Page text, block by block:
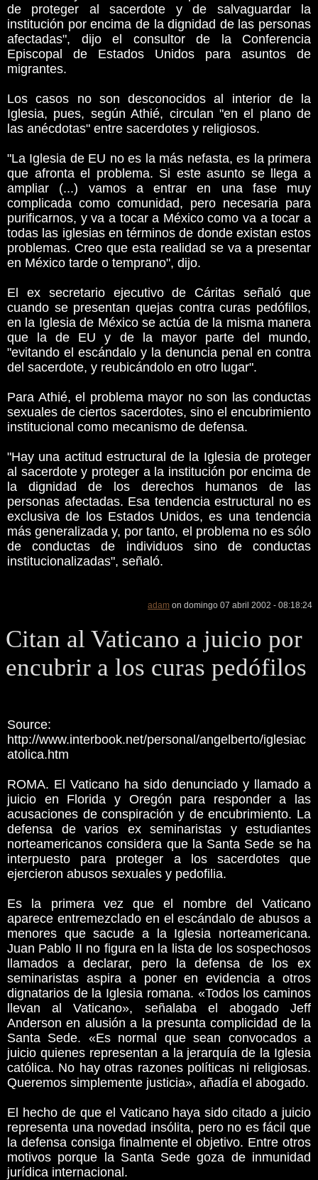
de proteger al sacerdote y de salvaguardar la
institución por encima de la dignidad de las personas
afectadas", dijo el consultor de la Conferencia
Episcopal de Estados Unidos para asuntos de
migrantes.
Los casos no son desconocidos al interior de la
Iglesia, pues, según Athié, circulan "en el plano de
las anécdotas" entre sacerdotes y religiosos.
"La Iglesia de EU no es la más nefasta, es la primera
que afronta el problema. Si este asunto se llega a
ampliar (...) vamos a entrar en una fase muy
complicada como comunidad, pero necesaria para
purificarnos, y va a tocar a México como va a tocar a
todas las iglesias en términos de donde existan estos
problemas. Creo que esta realidad se va a presentar
en México tarde o temprano", dijo.
El ex secretario ejecutivo de Cáritas señaló que
cuando se presentan quejas contra curas pedófilos,
en la Iglesia de México se actúa de la misma manera
que la de EU y de la mayor parte del mundo,
"evitando el escándalo y la denuncia penal en contra
del sacerdote, y reubicándolo en otro lugar".
Para Athié, el problema mayor no son las conductas
sexuales de ciertos sacerdotes, sino el encubrimiento
institucional como mecanismo de defensa.
"Hay una actitud estructural de la Iglesia de proteger
al sacerdote y proteger a la institución por encima de
la dignidad de los derechos humanos de las
personas afectadas. Esa tendencia estructural no es
exclusiva de los Estados Unidos, es una tendencia
más generalizada y, por tanto, el problema no es sólo
de conductas de individuos sino de conductas
institucionalizadas", señaló.
adam on domingo 07 abril 2002 - 08:18:24
Citan al Vaticano a juicio por
encubrir a los curas pedófilos
Source:
http://www.interbook.net/personal/angelberto/iglesiac
atolica.htm
ROMA. El Vaticano ha sido denunciado y llamado a
juicio en Florida y Oregón para responder a las
acusaciones de conspiración y de encubrimiento. La
defensa de varios ex seminaristas y estudiantes
norteamericanos considera que la Santa Sede se ha
interpuesto para proteger a los sacerdotes que
ejercieron abusos sexuales y pedofilia.
Es la primera vez que el nombre del Vaticano
aparece entremezclado en el escándalo de abusos a
menores que sacude a la Iglesia norteamericana.
Juan Pablo II no figura en la lista de los sospechosos
llamados a declarar, pero la defensa de los ex
seminaristas aspira a poner en evidencia a otros
dignatarios de la Iglesia romana. «Todos los caminos
llevan al Vaticano», señalaba el abogado Jeff
Anderson en alusión a la presunta complicidad de la
Santa Sede. «Es normal que sean convocados a
juicio quienes representan a la jerarquía de la Iglesia
católica. No hay otras razones políticas ni religiosas.
Queremos simplemente justicia», añadía el abogado.
El hecho de que el Vaticano haya sido citado a juicio
representa una novedad insólita, pero no es fácil que
la defensa consiga finalmente el objetivo. Entre otros
motivos porque la Santa Sede goza de inmunidad
jurídica internacional.